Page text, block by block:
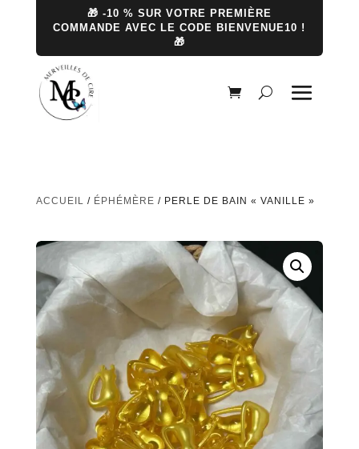
🎁 -10 % SUR VOTRE PREMIÈRE
COMMANDE AVEC LE CODE BIENVENUE10 !
🎁
ACCUEIL / ÉPHÉMÈRE / PERLE DE BAIN « VANILLE »